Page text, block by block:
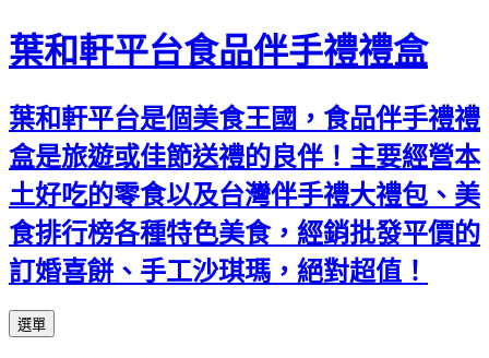
葉和軒平台食品伴手禮禮盒
葉和軒平台是個美食王國，食品伴手禮禮
盒是旅遊或佳節送禮的良伴！主要經營本
土好吃的零食以及台灣伴手禮大禮包、美
食排行榜各種特色美食，經銷批發平價的
訂婚喜餅、手工沙琪瑪，絕對超值！
選單